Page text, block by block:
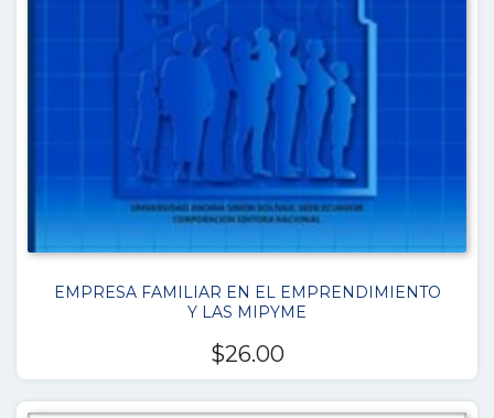
EMPRESA FAMILIAR EN EL EMPRENDIMIENTO
Y LAS MIPYME
$26.00